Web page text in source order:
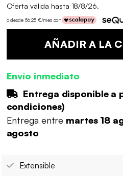
Oferta válida hasta 18/8/26.
o desde 56,25 €/mes con
AÑADIR A LA
Envío inmediato
Entrega disponible a
condiciones)
Entrega entre martes 18
agosto
Extensible